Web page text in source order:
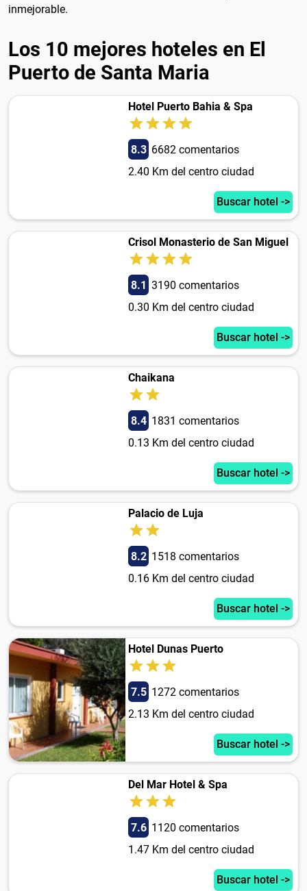
inmejorable.
Los 10 mejores hoteles en El
Puerto de Santa Maria
Hotel Puerto Bahia & Spa
8.3 6682 comentarios
2.40 Km del centro ciudad
Buscar hotel ->
Crisol Monasterio de San Miguel
8.1 3190 comentarios
0.30 Km del centro ciudad
Buscar hotel ->
Chaikana
8.4 1831 comentarios
0.13 Km del centro ciudad
Buscar hotel ->
Palacio de Luja
8.2 1518 comentarios
0.16 Km del centro ciudad
Buscar hotel ->
Hotel Dunas Puerto
7.5 1272 comentarios
2.13 Km del centro ciudad
Buscar hotel ->
Del Mar Hotel & Spa
7.6 1120 comentarios
1.47 Km del centro ciudad
Buscar hotel ->